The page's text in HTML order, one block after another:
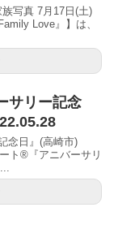
写真 7月17日(土)
Love』】は、
サリー記念
念日』(高崎市)
ト®︎『アニバーサリ